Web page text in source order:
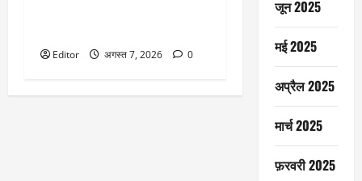
Editor अगस्त 7, 2026 0
जून 2025
मई 2025
अप्रैल 2025
मार्च 2025
फ़रवरी 2025